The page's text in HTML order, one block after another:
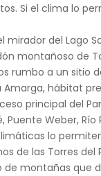
Si el clima lo
mirador del Lago
montañoso de
rumbo a un sitio
Amarga, hábitat
principal del
Puente Weber,
lo
de las Torres
de montañas que